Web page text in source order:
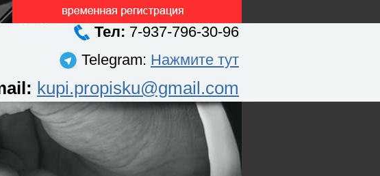
Тел: 7-937-796-30-96
Telegram: Нажмите тут
kupi.propisku@gmail.com